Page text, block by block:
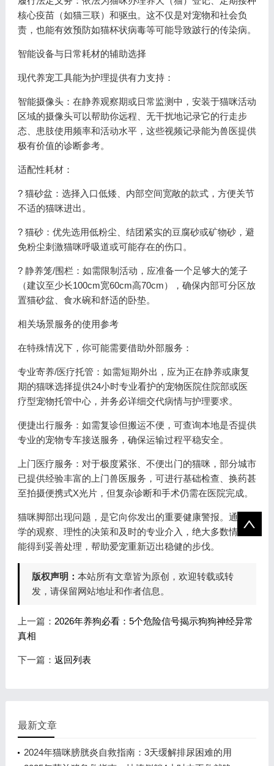
核心疫苗（如猫三联）和驱虫。这不仅是对宠物和社会负
责，也能有效预防如猫杯状病毒等可能导致跛行的传染病。
智能设备与日常耗材的辅助选择
现代养宠工具能为护理提供有力支持：
智能摄像头：在静养观察期或日常监测中，安装于猫咪活动
区域的摄像头可以帮助你远程、无干扰地记录它的行走步
态、患肢使用频率和活动水平，这些视频记录能为兽医提供
极有价值的诊断参考。
适配性耗材：
? 猫砂盆：选择入口低矮、内部空间宽敞的款式，方便关节
不适的猫咪进出。
? 猫砂：优先选用低粉尘、结团紧实的豆腐砂或矿物砂，避
免粉尘刺激猫咪呼吸道或可能存在的伤口。
? 静养笼/围栏：如需限制活动，应准备一个足够大的笼子
（建议至少长100cm宽60cm高70cm），确保内部可分区放
置猫砂盆、食水碗和舒适的卧垫。
相关场景服务的使用参考
在特殊情况下，你可能需要借助外部服务：
专业寄养/医疗托管：如需短期外出，应为正在静养或康复
期的猫咪选择提供24小时专业看护的宠物医院住院部或医
疗型宠物托管中心，并务必详细交代病情与护理要求。
便捷出行服务：如需复诊但搬运不便，可查询本地是否提供
专业的宠物专车接送服务，确保运输过程平稳安全。
上门医疗服务：对于极度紧张、不便出门的猫咪，部分城市
已提供经验丰富的上门兽医服务，可进行基础检查、换药甚
至拍摄便携式X光片，但复杂诊断和手术仍需在医院完成。
猫咪脚部出现问题，是它向你发出的重要健康警报。通过科
学的观察、理性的决策和及时的专业介入，绝大多数情况都
能得到妥善处理，帮助爱宠重新迈出稳健的步伐。
版权声明： 本站所有文章皆为原创，欢迎转载或转
发，请保留网站地址和作者信息。
上一篇： 2026年养狗必看：5个危险信号揭示狗狗神经异常
真相
下一篇： 返回列表
最新文章
2024年猫咪膀胱炎自救指南：3天缓解排尿困难的用